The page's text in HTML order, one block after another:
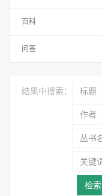
百科
问答
结果中搜索：
检索